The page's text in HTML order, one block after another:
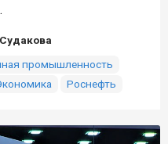
промышленность
Роснефть